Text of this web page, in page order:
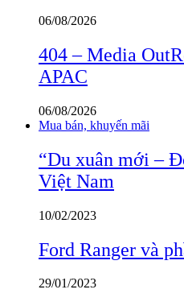
06/08/2026
404 – Media
APAC
06/08/2026
Mua bán, khuyến mãi
“Du xuân mới –
Việt Nam
10/02/2023
Ford Ranger và
29/01/2023